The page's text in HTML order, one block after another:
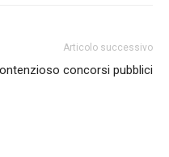
Articolo successivo
concorsi pubblici